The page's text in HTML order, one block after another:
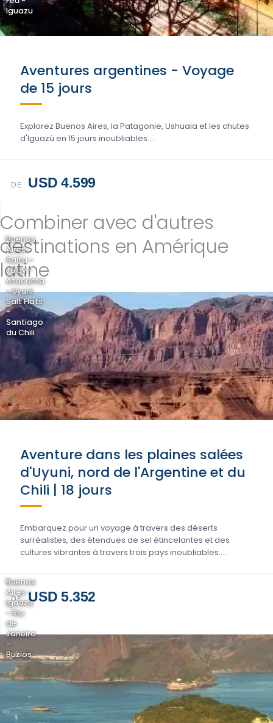
Iguazu
Aventures argentines - Voyage
de 15 jours
Explorez Buenos Aires, la Patagonie, Ushuaia et les chutes
d'Iguazú en 15 jours inoubliables....
DE USD 4.599
Combiner avec d'autres
destinations en Amérique
latine
Buenos
Aires -
Salta -
Jujuy -
Atacama
- Uyuni
Salt Flats
-
Santiago
du Chili
Aventure dans les plaines salées
d'Uyuni, nord de l'Argentine et du
Chili | 18 jours
Embarquez pour un voyage à travers des déserts
surréalistes, des étendues de sel étincelantes et des
cultures vibrantes à travers trois pays inoubliables.....
DE USD 5.352
Buenos
Aires -
Iguazu
- Rio
de
Janeiro
-
Buzios